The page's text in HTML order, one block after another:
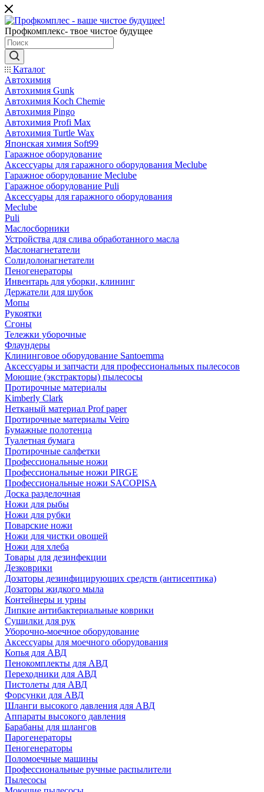
Профкомплекс- твое чистое будущее
Каталог
Автохимия
Автохимия Gunk
Автохимия Koch Chemie
Автохимия Pingo
Автохимия Profi Max
Автохимия Turtle Wax
Японская химия Soft99
Гаражное оборудование
Аксессуары для гаражного оборудования Meclube
Гаражное оборудование Meclube
Гаражное оборудование Puli
Аксессуары для гаражного оборудования
Meclube
Puli
Маслосборники
Устройства для слива обработанного масла
Маслонагнетатели
Солидолонагнетатели
Пеногенераторы
Инвентарь для уборки, клининг
Держатели для шубок
Мопы
Рукоятки
Сгоны
Тележки уборочные
Флаундеры
Клининговое оборудование Santoemma
Аксессуары и запчасти для профессиональных пылесосов
Моющие (экстракторы) пылесосы
Протирочные материалы
Kimberly Clark
Нетканый материал Prof paper
Протирочные материалы Veiro
Бумажные полотенца
Туалетная бумага
Протирочные салфетки
Профессиональные ножи
Профессиональные ножи PIRGE
Профессиональные ножи SACOPISA
Доска разделочная
Ножи для рыбы
Ножи для рубки
Поварские ножи
Ножи для чистки овощей
Ножи для хлеба
Товары для дезинфекции
Дезковрики
Дозаторы дезинфицирующих средств (антисептика)
Дозаторы жидкого мыла
Контейнеры и урны
Липкие антибактериальные коврики
Сушилки для рук
Уборочно-моечное оборудование
Аксессуары для моечного оборудования
Копья для АВД
Пенокомплекты для АВД
Переходники для АВД
Пистолеты для АВД
Форсунки для АВД
Шланги высокого давления для АВД
Аппараты высокого давления
Барабаны для шлангов
Парогенераторы
Пеногенераторы
Поломоечные машины
Профессиональные ручные распылители
Пылесосы